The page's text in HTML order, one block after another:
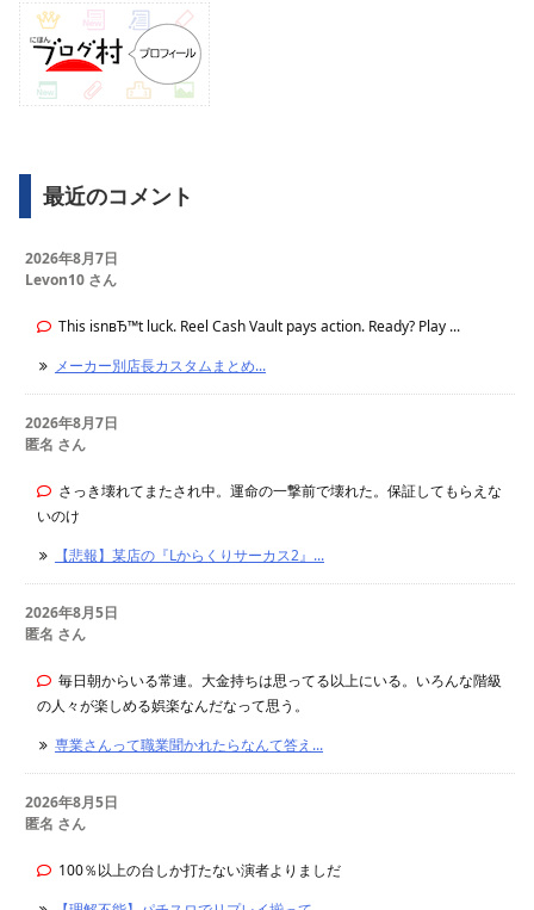
最近のコメント
2026年8月7日
Levon10 さん
This isnвЂ™t luck. Reel Cash Vault pays action. Ready? Play ...
メーカー別店長カスタムまとめ...
2026年8月7日
匿名 さん
さっき壊れてまたされ中。運命の一撃前で壊れた。保証してもらえな
いのけ
【悲報】某店の『Lからくりサーカス2』...
2026年8月5日
匿名 さん
毎日朝からいる常連。大金持ちは思ってる以上にいる。いろんな階級
の人々が楽しめる娯楽なんだなって思う。
専業さんって職業聞かれたらなんて答え...
2026年8月5日
匿名 さん
100％以上の台しか打たない演者よりましだ